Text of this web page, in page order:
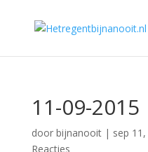
11-09-2015
door bijnanooit| sep
Reacties